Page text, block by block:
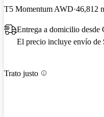
T5 Momentum AWD 46,812
Entrega a domicilio desde
El precio incluye envío de
Trato justo